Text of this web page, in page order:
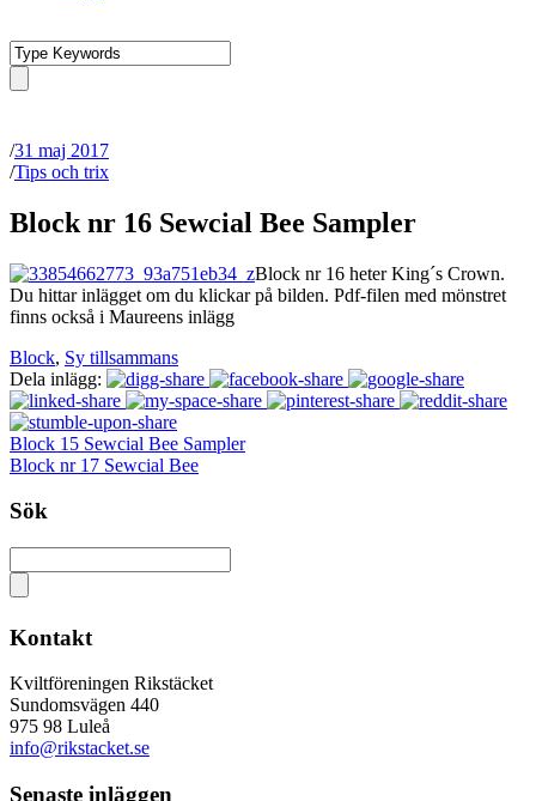
/31 maj 2017
/Tips och trix
Block nr 16 Sewcial Bee Sampler
Block nr 16 heter King´s Crown.
Du hittar inlägget om du klickar på bilden. Pdf-filen med mönstret
finns också i Maureens inlägg
Block, Sy tillsammans
Dela inlägg:
Block 15 Sewcial Bee Sampler
Block nr 17 Sewcial Bee
Sök
Kontakt
Kviltföreningen Rikstäcket
Sundomsvägen 440
975 98 Luleå
info@rikstacket.se
Senaste inläggen